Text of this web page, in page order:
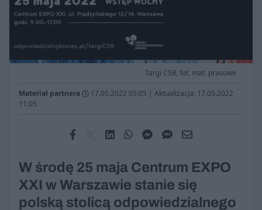
Targi CSR, fot. mat. prasowe
Materiał partnera 17.05.2022 05:05 | Aktualizacja: 17.05.2022
11:05
W środę 25 maja Centrum EXPO
XXI w Warszawie stanie się
polską stolicą odpowiedzialnego